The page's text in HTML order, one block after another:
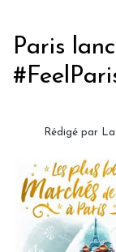
Paris
Rédigé par